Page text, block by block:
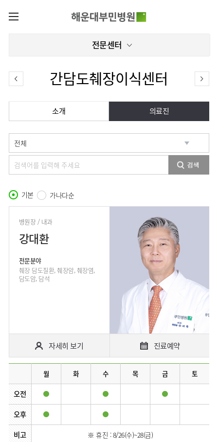
로그인
증명서재발급
전문센터
족부·
족관절클리닉
소아골절클리닉
척추변형센터
뇌신경센터
인공신장센터
소화기센터
소화기암센터
스포츠재활센터
외상골절센터
지역응급의료기관
인터벤션센터
중환자실
인지장애
진료안내
진료과
진료과 전체보기
정형외과
소아청소년정형외과
신경과
소화기내과
내분비내과
신장내과
순환기내과
비뇨의학과
소아청소년과
산부인과
정신건강의학과
가정의학과
치과
마취통증의학과
의료진
외래진료
입/
응급실
진료협력센터
국제진료센터
진료상담
콜센터
증명서재발급
비급여진료비
층별안내
주차시설
안내
편의시설
오시는길
병원소개
병원장인사말
비전과
핵심가치
부민스토리
연혁
조직도
연구교육
미디어센터
병원소식
언론보도
칭찬합시다
고객의소리
인재채용
40주년
역사관
이사장소개
핵심가치
HI
HSS
글로벌
얼라이언스
부민그룹소식
사회공헌
언론보도
입찰공고
KOR
ENG
CHI
전문센터
간담도췌장이식센터
소개 의료진
기본 가나다순
병원장 / 내과
강대환
전문분야
췌장 담도질환, 췌장암, 췌장염,
담도암, 담석
자세히 보기 진료예약
월 화 수 목 금 토
오전
오후
비고
※ 휴진 : 8/26(수)~28(금)